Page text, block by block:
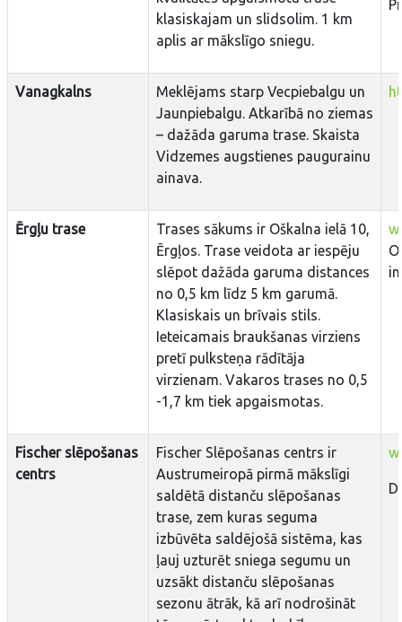
klasiskajam un slidsolim. 1 km
aplis ar mākslīgo sniegu.
Vanagkalns
Meklējams starp Vecpiebalgu un
Jaunpiebalgu. Atkarībā no ziemas
– dažāda garuma trase. Skaista
Vidzemes augstienes paugurainu
ainava.
Ērgļu trase
Trases sākums ir Oškalna ielā 10,
Ērgļos. Trase veidota ar iespēju
slēpot dažāda garuma distances
no 0,5 km līdz 5 km garumā.
Klasiskais un brīvais stils.
Ieteicamais braukšanas virziens
pretī pulksteņa rādītāja
virzienam. Vakaros trases no 0,5
-1,7 km tiek apgaismotas.
Fischer slēpošanas
centrs
Fischer Slēpošanas centrs ir
Austrumeiropā pirmā mākslīgi
saldētā distanču slēpošanas
trase, zem kuras seguma
izbūvēta saldējošā sistēma, kas
ļauj uzturēt sniega segumu un
uzsākt distanču slēpošanas
sezonu ātrāk, kā arī nodrošināt